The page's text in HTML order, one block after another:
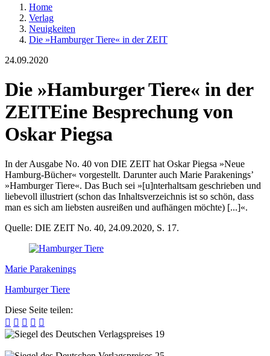
Home
Verlag
Neuigkeiten
Die »Hamburger Tiere« in der ZEIT
24.09.2020
Die »Hamburger Tiere« in der
ZEITEine Besprechung von
Oskar Piegsa
In der Ausgabe No. 40 von DIE ZEIT hat Oskar Piegsa »Neue
Hamburg-Bücher« vorgestellt. Darunter auch Marie Parakenings’
»Hamburger Tiere«. Das Buch sei »[u]nterhaltsam geschrieben und
liebevoll illustriert (schon das Inhaltsverzeichnis ist so schön, dass
man es sich am liebsten ausreißen und aufhängen möchte) [...]«.
Quelle: DIE ZEIT No. 40, 24.09.2020, S. 17.
Marie Parakenings
Hamburger Tiere
Diese Seite teilen:
    